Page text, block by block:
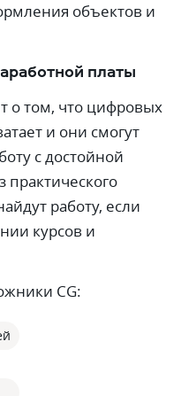
объектов и
платы
о том, что цифровых
и они смогут
с достойной
практического
работу, если
курсов и
CG: